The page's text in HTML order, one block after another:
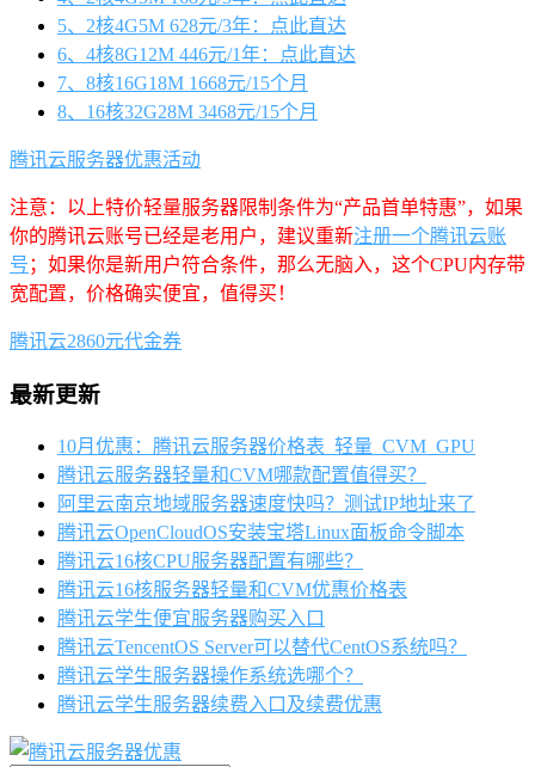
5、2核4G5M 628元/3年：点此直达
6、4核8G12M 446元/1年：点此直达
7、8核16G18M 1668元/15个月
8、16核32G28M 3468元/15个月
腾讯云服务器优惠活动
注意：以上特价轻量服务器限制条件为“产品首单特惠”，如果
你的腾讯云账号已经是老用户，建议重新注册一个腾讯云账
号 ；如果你是新用户符合条件，那么无脑入，这个CPU内存带
宽配置，价格确实便宜，值得买！
腾讯云2860元代金券
最新更新
10月优惠：腾讯云服务器价格表_轻量_CVM_GPU
腾讯云服务器轻量和CVM哪款配置值得买？
阿里云南京地域服务器速度快吗？测试IP地址来了
腾讯云OpenCloudOS安装宝塔Linux面板命令脚本
腾讯云16核CPU服务器配置有哪些？
腾讯云16核服务器轻量和CVM优惠价格表
腾讯云学生便宜服务器购买入口
腾讯云TencentOS Server可以替代CentOS系统吗？
腾讯云学生服务器操作系统选哪个？
腾讯云学生服务器续费入口及续费优惠